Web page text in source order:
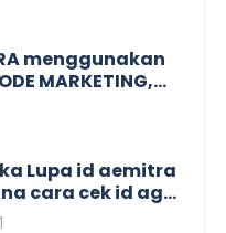
menggunakan
MARKETING,
Dan membuat
Lupa id aemitra
cara cek id agen